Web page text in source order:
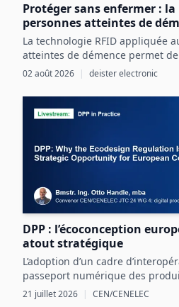
Protéger sans enfermer : la
personnes atteintes de
La technologie RFID appliquée
atteintes de démence permet
renforcée et liberté individuelle
02 août 2026 | deister electronic
DPP : l’écoconception
atout stratégique
L’adoption d’un cadre
passeport numérique des
structurer les données produit
21 juillet 2026 | CEN/CENELEC